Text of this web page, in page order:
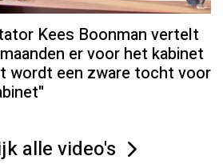
Kees Boonman vertelt
er voor het kabinet
wordt een zware tocht voor
alle video's